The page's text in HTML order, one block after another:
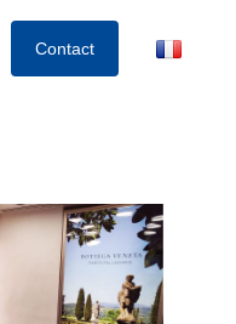
Contact